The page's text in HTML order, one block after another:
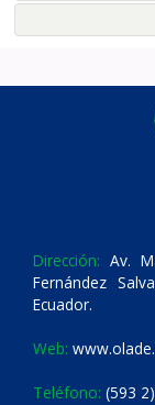
Dirección: Av.
Fernández
Ecuador.
Web:
Teléfono: (593